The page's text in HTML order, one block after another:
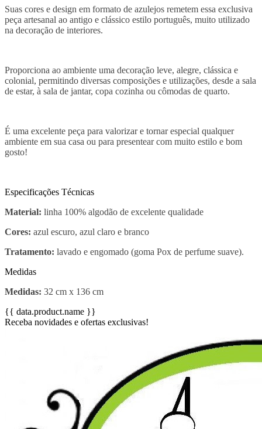
Suas cores e design em formato de azulejos remetem essa exclusiva
peça artesanal ao antigo e clássico estilo português, muito utilizado
na decoração de interiores.
Proporciona ao ambiente uma decoração leve, alegre, clássica e
colonial, permitindo diversas composições e utilizações, desde a sala
de estar, à sala de jantar, copa cozinha ou cômodas de quarto.
É uma excelente peça para valorizar e tornar especial qualquer
ambiente em sua casa ou para presentear com muito estilo e bom
gosto!
Especificações Técnicas
Material: linha 100% algodão de excelente qualidade
Cores: azul escuro, azul claro e branco
Tratamento: lavado e engomado (goma Pox de perfume suave).
Medidas
Medidas: 32 cm x 136 cm
{{ data.product.name }}
Receba novidades e ofertas exclusivas!